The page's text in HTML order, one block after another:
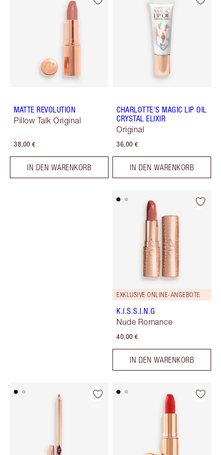
MATTE REVOLUTION
Pillow Talk Original
38,00 €
IN DEN WARENKORB
CHARLOTTE'S MAGIC LIP OIL
CRYSTAL ELIXIR
Original
36,00 €
IN DEN WARENKORB
EXKLUSIVE ONLINE-ANGEBOTE
K.I.S.S.I.N.G
Nude Romance
40,00 €
IN DEN WARENKORB